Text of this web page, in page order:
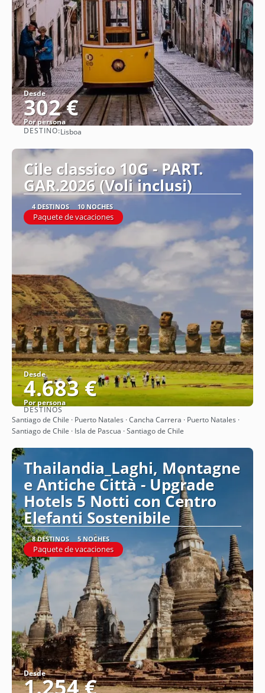
Desde
302 €
Por persona
DESTINO:Lisboa
Cile classico 10G - PART.
GAR.2026 (Voli inclusi)
4 DESTINOS 10 NOCHES
Paquete de vacaciones
Desde
4.683 €
Por persona
Ver
DESTINOS
Santiago de Chile · Puerto Natales · Cancha Carrera · Puerto Natales ·
Santiago de Chile · Isla de Pascua · Santiago de Chile
Thailandia_Laghi, Montagne
e Antiche Città - Upgrade
Hotels 5 Notti con Centro
Elefanti Sostenibile
8 DESTINOS 5 NOCHES
Paquete de vacaciones
Desde
1.254 €